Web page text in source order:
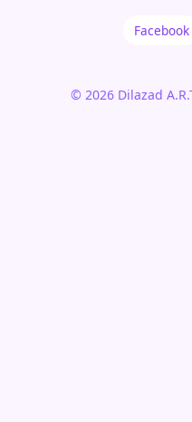
Facebook
© 2026 Dilazad